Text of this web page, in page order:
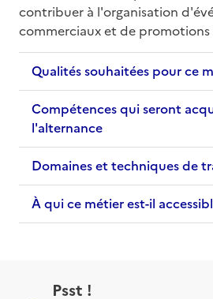
contribuer à l'organisation
commerciaux et de promotions
Qualités souhaitées pour ce
Compétences qui seront
l'alternance
Domaines et techniques de
À qui ce métier est-il
Psst !